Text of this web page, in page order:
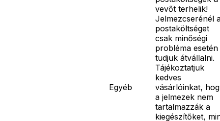
Egyéb
vevőt terhelik!
Jelmezcserénél
postaköltséget
csak minőségi
probléma esetén
tudjuk átvállalni.
Tájékoztatjuk
kedves
vásárlóinkat,
a jelmezek nem
tartalmazzák a
kiegészítőket,